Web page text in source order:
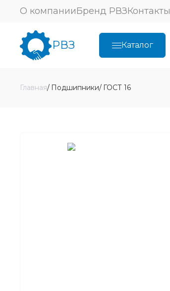
О компанииБренд РВЗКонтакты
РВЗ Каталог
Главная Подшипники ГОСТ 16